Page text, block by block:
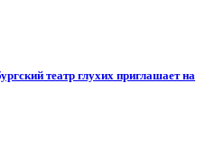
театр глухих приглашает на